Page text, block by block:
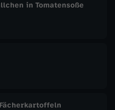
in Tomatensoße